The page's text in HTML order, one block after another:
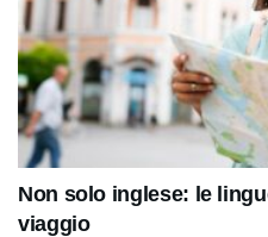
Non solo inglese: le
viaggio